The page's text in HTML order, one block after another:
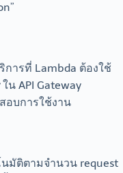
ารที่ Lambda ต้องใช้
ใน API Gateway
อบการใช้งาน
มัติตามจำนวน request